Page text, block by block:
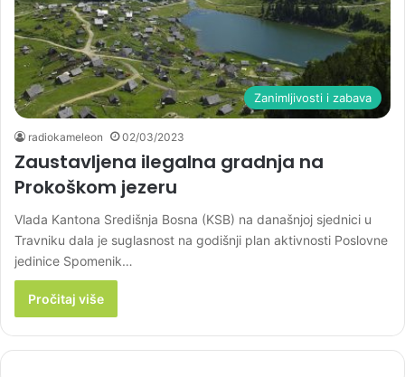
Zanimljivosti i zabava
radiokameleon 02/03/2023
Zaustavljena ilegalna gradnja na
Prokoškom jezeru
Vlada Kantona Središnja Bosna (KSB) na današnjoj sjednici u
Travniku dala je suglasnost na godišnji plan aktivnosti Poslovne
jedinice Spomenik…
Pročitaj više